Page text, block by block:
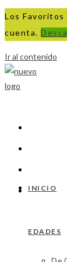
Los
cuenta.
Ir al contenido
INICIO
EDADES